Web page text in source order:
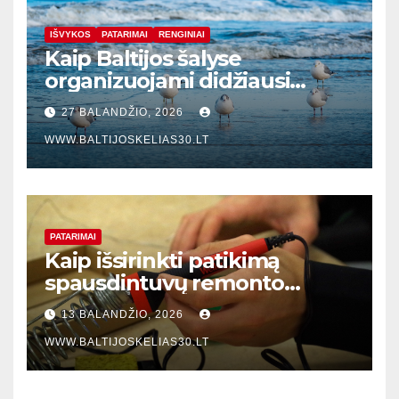
IŠVYKOS PATARIMAI RENGINIAI
Kaip Baltijos šalyse
organizuojami didžiausi
vasaros festivaliai: gidas po 10
privalomų renginių 2026-
aisiais
27 BALANDŽIO, 2026
WWW.BALTIJOSKELIAS30.LT
PATARIMAI
Kaip išsirinkti patikimą
spausdintuvų remonto
meistrą Klaipėdoje: praktinis
vadovas verslo įmonėms
13 BALANDŽIO, 2026
WWW.BALTIJOSKELIAS30.LT